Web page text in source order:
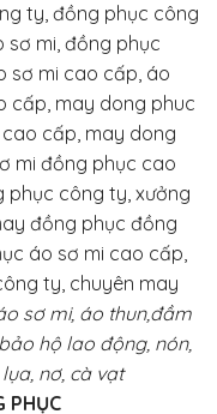
ty, đồng phục công
mi, đồng phục
sơ mi cao cấp, áo
cấp, may dong phuc
cấp, may dong
mi đồng phục cao
phục công ty, xưởng
đồng phục đồng
áo sơ mi cao cấp,
ty, chuyên may
sơ mi, áo thun,đầm
hộ lao động, nón,
nơ, cà vạt
PHỤC